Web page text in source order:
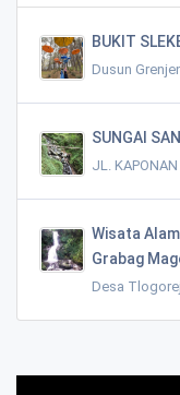
BUKIT
Dusun
SUNGAI
JL.
Wisata
Grabag
Desa